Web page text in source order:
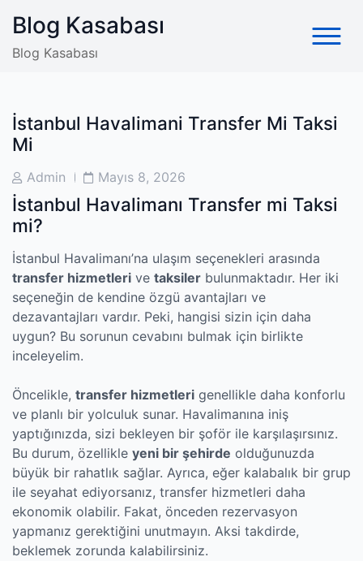
content
Blog Kasabası
Blog Kasabası
İstanbul Havalimani Transfer Mi Taksi
Mi
Post
Author
Admin
PostMayıs 8, 2026
İstanbul Havalimanı Transfer mi Taksi
mi?
İstanbul Havalimanı’na ulaşım seçenekleri arasında
transfer hizmetleri ve taksiler bulunmaktadır. Her iki
seçeneğin de kendine özgü avantajları ve
dezavantajları vardır. Peki, hangisi sizin için daha
uygun? Bu sorunun cevabını bulmak için birlikte
inceleyelim.
Öncelikle, transfer hizmetleri genellikle daha konforlu
ve planlı bir yolculuk sunar. Havalimanına iniş
yaptığınızda, sizi bekleyen bir şoför ile karşılaşırsınız.
Bu durum, özellikle yeni bir şehirde olduğunuzda
büyük bir rahatlık sağlar. Ayrıca, eğer kalabalık bir grup
ile seyahat ediyorsanız, transfer hizmetleri daha
ekonomik olabilir. Fakat, önceden rezervasyon
yapmanız gerektiğini unutmayın. Aksi takdirde,
beklemek zorunda kalabilirsiniz.